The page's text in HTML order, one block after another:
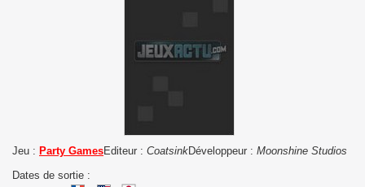
Jeu : Party GamesEditeur : CoatsinkDéveloppeur : Moonshine Studios
Dates de sortie :